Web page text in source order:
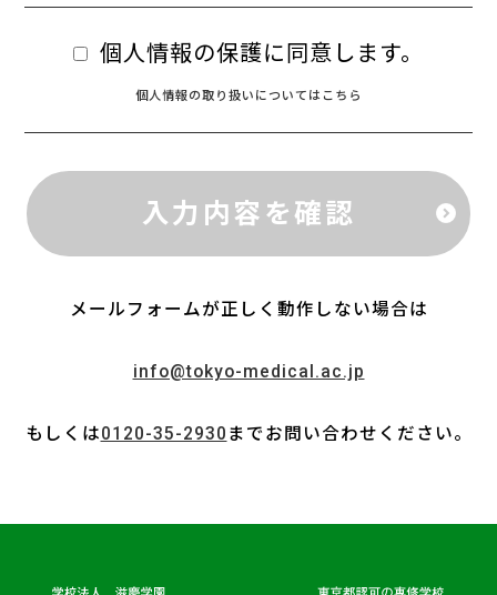
個人情報の保護に同意します。
個人情報の取り扱いについてはこちら
メールフォームが正しく動作しない場合は
info@tokyo-medical.ac.jp
もしくは0120-35-2930 までお問い合わせください。